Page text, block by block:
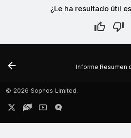
¿Le ha resultado útil
Informe Resumen
© 2026 Sophos Limited.